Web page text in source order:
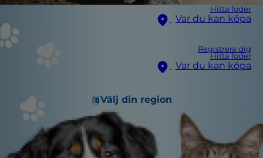
Hitta foder
Var du kan köpa
Registrera dig
Hitta foder
Var du kan köpa
Välj din region